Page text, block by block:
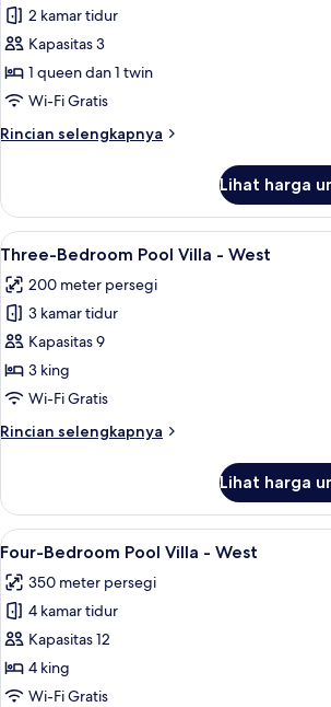
Central
untuk
Two-
Bedroom
Junior
Villa
2 kamar tidur
Kapasitas 3
1 queen dan 1 twin
Wi-Fi Gratis
Rincian selengkapnya
Rincian
Two-
Bedroom
Junior
Villa
Central
Lihat harga
Lihat
semua
foto
untuk
Three-
Bedroom
Pool
-
Three-
24
Three-Bedroom Pool Villa - West
200 meter persegi
3 kamar tidur
Kapasitas 9
3 king
Wi-Fi Gratis
Rincian selengkapnya
Rincian
Three-
Bedroom
Pool
West
Lihat harga
Lihat
semua
foto
untuk
Four-
Bedroom
Pool
Four-
20
Four-Bedroom Pool Villa - West
350 meter persegi
4 kamar tidur
Kapasitas 12
4 king
Wi-Fi Gratis